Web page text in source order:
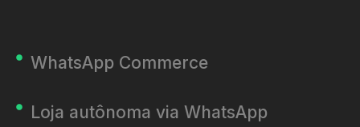
WhatsApp Commerce
Loja autônoma via WhatsApp